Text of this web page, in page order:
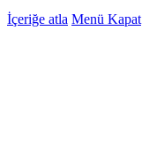
İçeriğe atla Menü Kapat